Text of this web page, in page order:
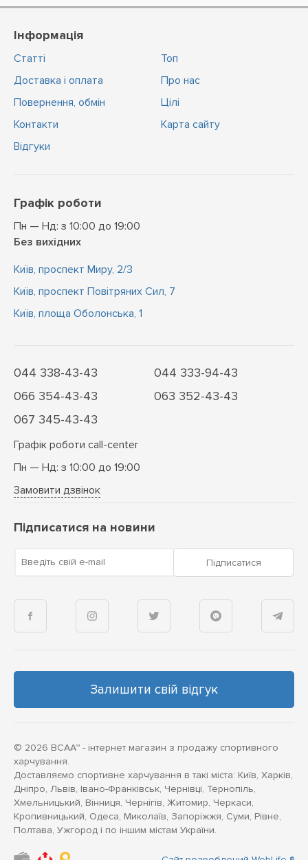
Інформація
Статті
Доставка і оплата
Повернення, обмін
Контакти
Відгуки
Топ
Про нас
Цiлi
Карта сайту
Графік роботи
Пн — Нд: з 10:00 до 19:00
Без вихідних
Київ, проспект Миру, 2/3
Київ, проспект Повітряних Сил, 7
Київ, площа Оболонська, 1
044 338-43-43
044 333-94-43
066 354-43-43
063 352-43-43
067 345-43-43
Графік роботи call-center
Пн — Нд: з 10:00 до 19:00
Замовити дзвінок
Підписатися на новини
Введіть свій e-mail Підписатися
Залишити свій відгук
© 2026 BCAA™ - інтернет магазин з продажу спортивного
харчування.
Доставляємо спортивне харчування в такі міста: Київ, Харків,
Дніпро, Львів, Івано-Франківськ, Чернівці, Тернопіль,
Хмельницький, Вінниця, Чернігів, Житомир, Черкаси,
Кропивницький, Одеса, Миколаїв, Запоріжжя, Суми, Рівне,
Полтава, Ужгород і по іншим містам України.